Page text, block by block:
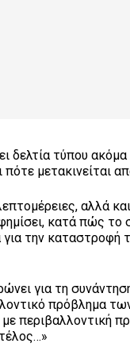
δελτία τύπου
μετακινείται
αλλά
κατά πώς το
την
για τη
πρόβλημα
περιβαλλοντική